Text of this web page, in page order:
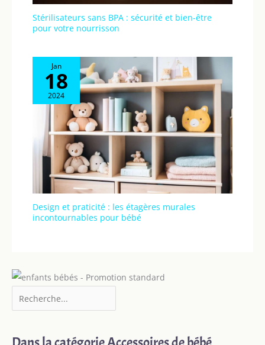
Stérilisateurs sans BPA : sécurité et bien-être
pour votre nourrisson
Jan
18
2024
Design et praticité : les étagères murales
incontournables pour bébé